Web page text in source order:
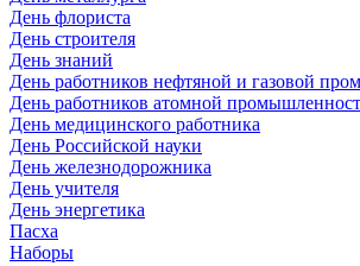
День флориста
День строителя
День знаний
День работников нефтяной и газовой
День работников атомной
День медицинского работника
День Российской науки
День железнодорожника
День учителя
День энергетика
Пасха
Наборы